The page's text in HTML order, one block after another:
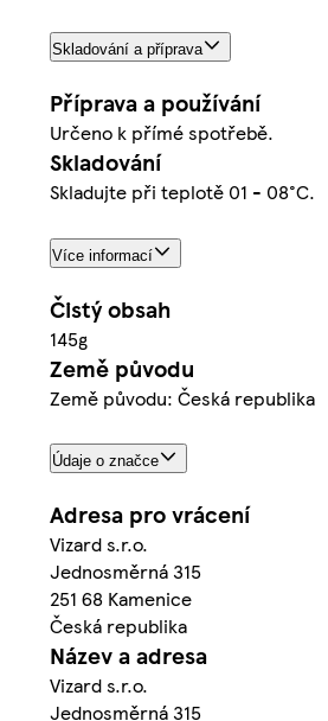
Skladování a příprava
Příprava a používání
Určeno k přímé spotřebě.
Skladování
Skladujte při teplotě 01 - 08°C.
Více informací
Čistý obsah
145g
Země původu
Země původu: Česká republika
Údaje o značce
Adresa pro vrácení
Vizard s.r.o.
Jednosměrná 315
251 68 Kamenice
Česká republika
Název a adresa
Vizard s.r.o.
Jednosměrná 315